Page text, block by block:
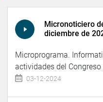
Micronoticiero
diciembre de
Microprograma.
actividades del
03-12-2024